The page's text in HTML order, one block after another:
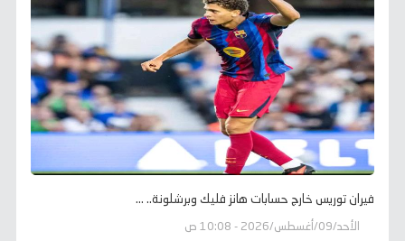
فيران توريس خارج حسابات هانز فليك وبرشلونة.. ...
الأحد/09/أغسطس/2026 - 10:08 ص